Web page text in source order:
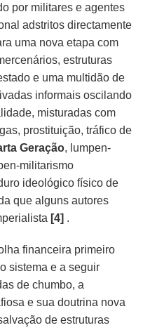
por militares e agentes
adstritos directamente
uma nova etapa com
estruturas
e uma multidão de
informais oscilando
misturadas com
prostituição, tráfico de
Geração, lumpen-
militarismo
ideológico físico de
que alguns autores
[4] .
financeira primeiro
sistema e a seguir
de chumbo, a
e sua doutrina nova
de estruturas